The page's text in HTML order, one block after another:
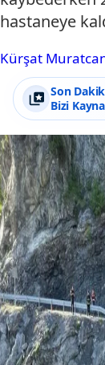
hastaneye
Kürşat Muratcan
Son
Bizi